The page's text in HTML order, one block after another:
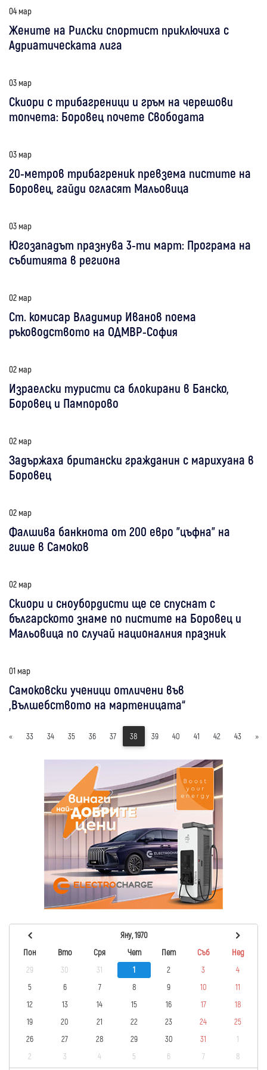
04 мар
Жените на Рилски спортист приключиха с
Адриатическата лига
03 мар
Скиори с трибагреници и гръм на черешови
топчета: Боровец почете Свободата
03 мар
20-метров трибагреник превзема пистите на
Боровец, гайди огласят Мальовица
03 мар
Югозападът празнува 3-ти март: Програма на
събитията в региона
02 мар
Ст. комисар Владимир Иванов поема
ръководството на ОДМВР-София
02 мар
Израелски туристи са блокирани в Банско,
Боровец и Пампорово
02 мар
Задържаха британски гражданин с марихуана в
Боровец
02 мар
Фалшива банкнота от 200 евро "цъфна" на
гише в Самоков
02 мар
Скиори и сноубордисти ще се спуснат с
българското знаме по пистите на Боровец и
Мальовица по случай националния празник
01 мар
Самоковски ученици отличени във
„Вълшебството на мартеницата“
« 33 34 35 36 37 38 39 40 41 42 43 »
Яну, 1970
Пон
Вто Сря Чет Пет Съб
Нед
29
30 31 1 2 3
4
5
6 7 8 9 10
11
12
13 14 15 16 17
18
19
20 21 22 23 24
25
26
27 28 29 30 31
1
2
3 4 5 6 7 8